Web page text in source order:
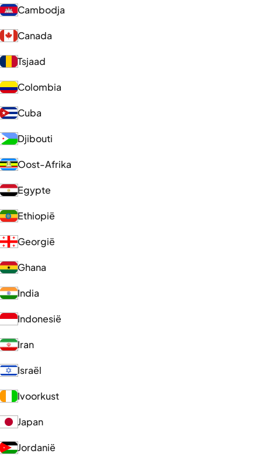
Cambodja
Canada
Tsjaad
Colombia
Cuba
Djibouti
Oost-Afrika
Egypte
Ethiopië
Georgië
Ghana
India
Indonesië
Iran
Israël
Ivoorkust
Japan
Jordanië